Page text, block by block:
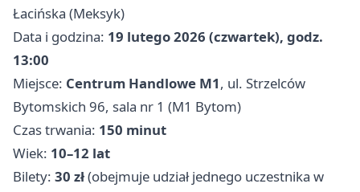
Łacińska (Meksyk)
Data i godzina: 19 lutego 2026 (czwartek), godz.
13:00
Miejsce: Centrum Handlowe M1, ul. Strzelców
Bytomskich 96, sala nr 1 (M1 Bytom)
Czas trwania: 150 minut
Wiek: 10–12 lat
Bilety: 30 zł(obejmuje udział jednego uczestnika w